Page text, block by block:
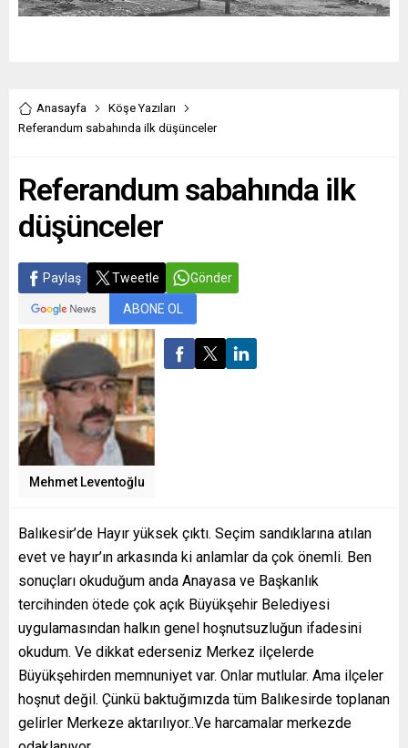
Anasayfa
Köşe Yazıları
Referandum sabahında ilk düşünceler
Referandum sabahında ilk
düşünceler
Paylaş Tweetle Gönder
ABONE OL
Mehmet Leventoğlu
Balıkesir’de Hayır yüksek çıktı. Seçim sandıklarına atılan
evet ve hayır’ın arkasında ki anlamlar da çok önemli. Ben
sonuçları okuduğum anda Anayasa ve Başkanlık
tercihinden ötede çok açık Büyükşehir Belediyesi
uygulamasından halkın genel hoşnutsuzluğun ifadesini
okudum. Ve dikkat ederseniz Merkez ilçelerde
Büyükşehirden memnuniyet var. Onlar mutlular. Ama ilçeler
hoşnut değil. Çünkü baktuğımızda tüm Balıkesirde toplanan
gelirler Merkeze aktarılıyor..Ve harcamalar merkezde